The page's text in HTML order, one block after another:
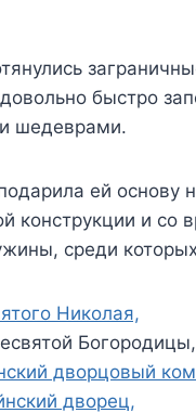
быстро
шедеврами.
ей основу
конструкции и со
среди
Николая,
Богородицы,
дворцовый
дворец,